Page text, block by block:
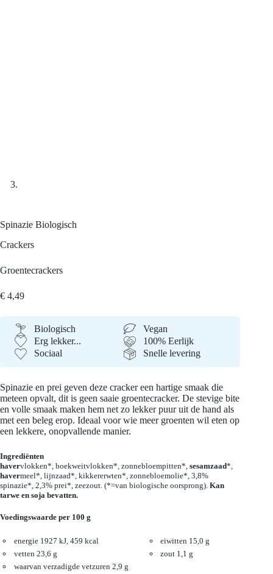
Spinazie Biologisch
Crackers
Groentecrackers
€ 4,49
Biologisch
Vegan
Erg lekker...
100% Eerlijk
Sociaal
Snelle levering
Spinazie en prei geven deze cracker een hartige smaak die
meteen opvalt, dit is geen saaie groentecracker. De stevige bite
en volle smaak maken hem net zo lekker puur uit de hand als
met een beleg erop. Ideaal voor wie meer groenten wil eten op
een lekkere, onopvallende manier.
Ingrediënten
havervlokken*, boekweitvlokken*, zonnebloempitten*, sesamzaad*,
havermeel*, lijnzaad*, kikkererwten*, zonnebloemolie*, 3,8%
spinazie*, 2,3% prei*, zeezout. (*=van biologische oorsprong). Kan
tarwe en soja bevatten.
Voedingswaarde per 100 g
energie 1927 kJ, 459 kcal
vetten 23,6 g
waarvan verzadigde vetzuren 2,9 g
eiwitten 15,0 g
zout 1,1 g